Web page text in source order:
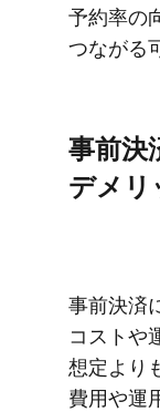
予約率の​
つながる​
事前決
デメリ
事前決済
コストや​
想定より
費用や​運